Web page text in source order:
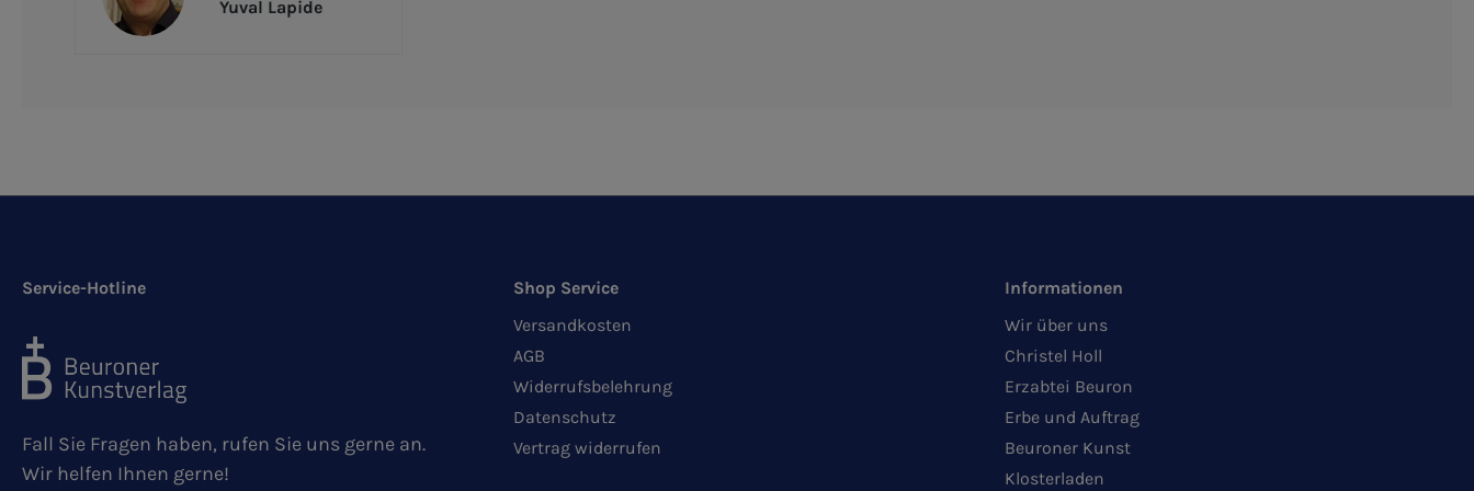
Yuval Lapide
Service-Hotline
Fall Sie Fragen haben, rufen Sie uns gerne an.
Wir helfen Ihnen gerne!
Shop Service
Versandkosten
AGB
Widerrufsbelehrung
Datenschutz
Vertrag widerrufen
Informationen
Wir über uns
Christel Holl
Erzabtei Beuron
Erbe und Auftrag
Beuroner Kunst
Klosterladen